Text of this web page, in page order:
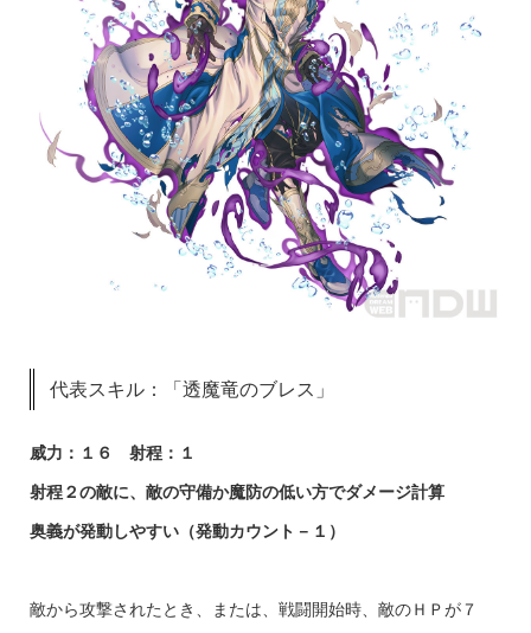
代表スキル：「透魔竜のブレス」
威力：１６ 射程：１
射程２の敵に、敵の守備か魔防の低い方でダメージ計算
奥義が発動しやすい（発動カウント－１）
敵から攻撃されたとき、または、戦闘開始時、敵のＨＰが７